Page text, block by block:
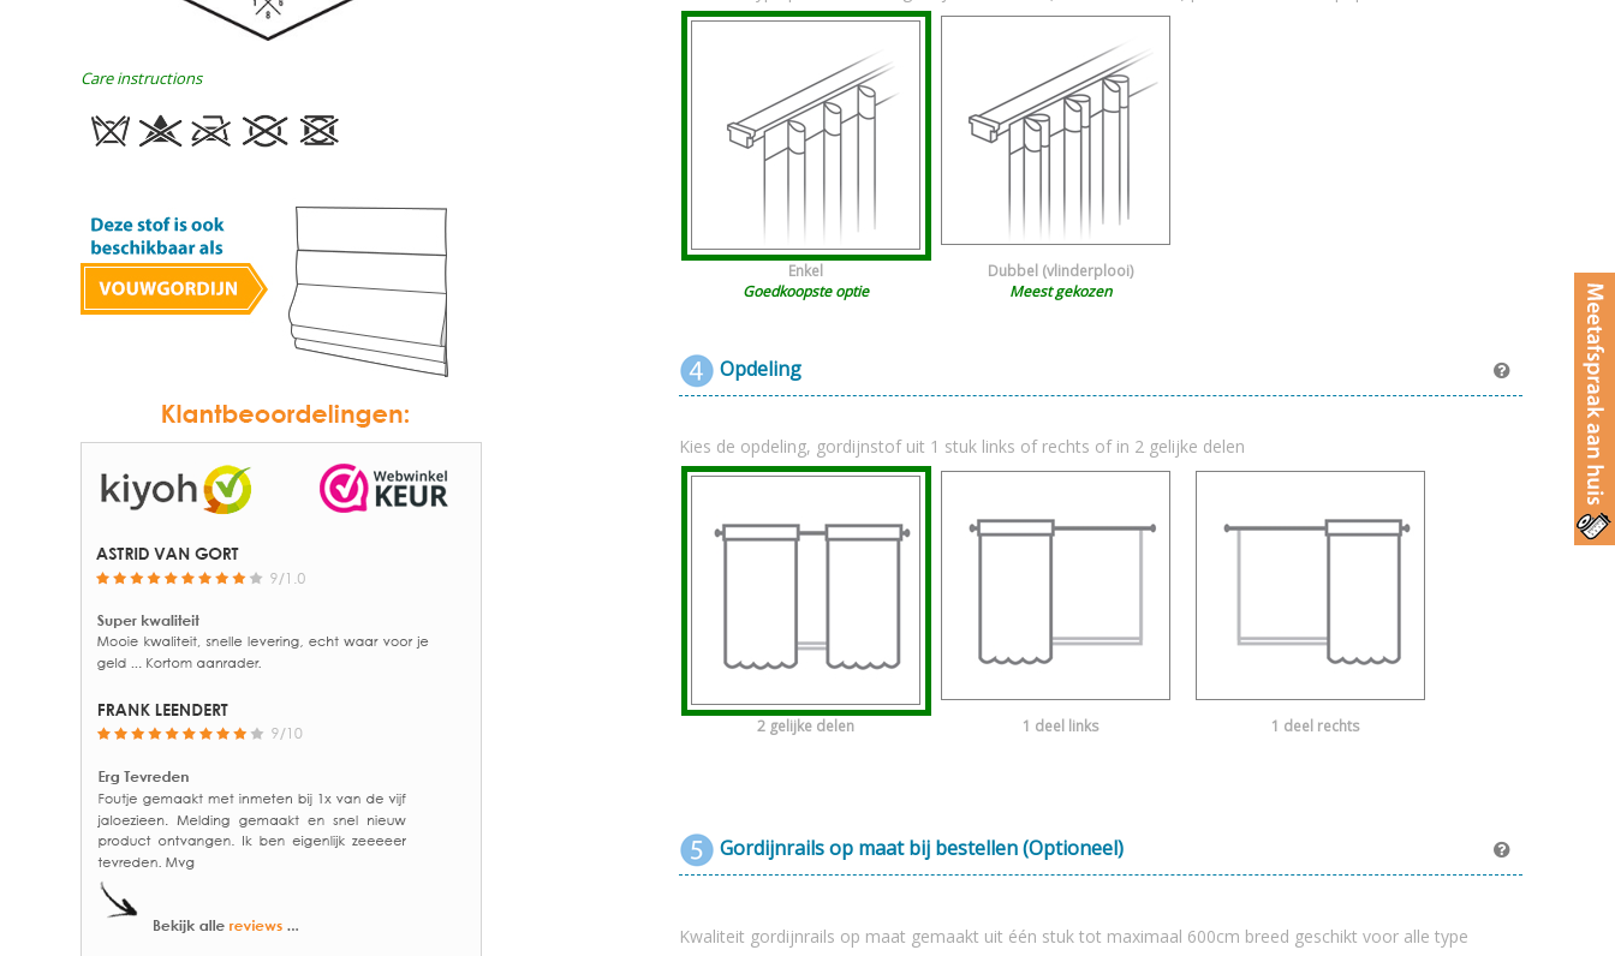
Care instructions
Enkel
Goedkoopste optie
Dubbel (vlinderplooi)
Meest gekozen
Opdeling
Kies de opdeling, gordijnstof uit 1 stuk links of rechts of in 2 gelijke delen
2 gelijke delen 1 deel links 1 deel rechts
Gordijnrails op maat bij bestellen (Optioneel)
Kwaliteit gordijnrails op maat gemaakt uit één stuk tot maximaal 600cm breed geschikt voor alle type